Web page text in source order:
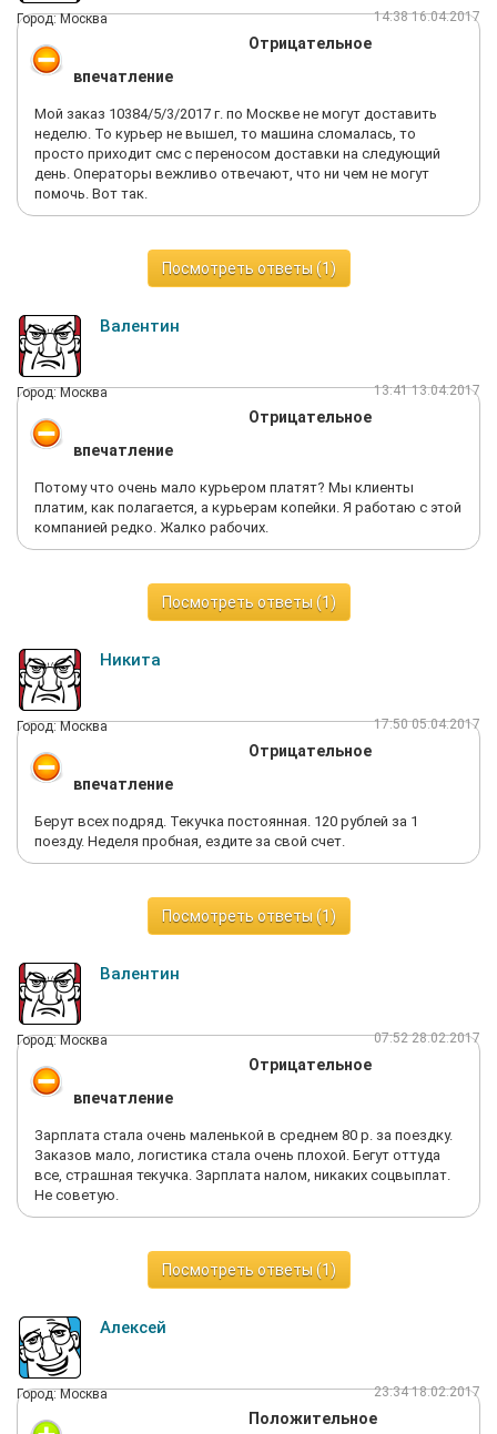
Город: Москва 14:38 16.04.2017
Отрицательное
впечатление
Мой заказ 10384/5/3/2017 г. по Москве не могут доставить
неделю. То курьер не вышел, то машина сломалась, то
просто приходит смс с переносом доставки на следующий
день. Операторы вежливо отвечают, что ни чем не могут
помочь. Вот так.
Посмотреть ответы (1)
Валентин
Город: Москва 13:41 13.04.2017
Отрицательное
впечатление
Потому что очень мало курьером платят? Мы клиенты
платим, как полагается, а курьерам копейки. Я работаю с этой
компанией редко. Жалко рабочих.
Посмотреть ответы (1)
Никита
Город: Москва 17:50 05.04.2017
Отрицательное
впечатление
Берут всех подряд. Текучка постоянная. 120 рублей за 1
поезду. Неделя пробная, ездите за свой счет.
Посмотреть ответы (1)
Валентин
Город: Москва 07:52 28.02.2017
Отрицательное
впечатление
Зарплата стала очень маленькой в среднем 80 р. за поездку.
Заказов мало, логистика стала очень плохой. Бегут оттуда
все, страшная текучка. Зарплата налом, никаких соцвыплат.
Не советую.
Посмотреть ответы (1)
Алексей
Город: Москва 23:34 18.02.2017
Положительное